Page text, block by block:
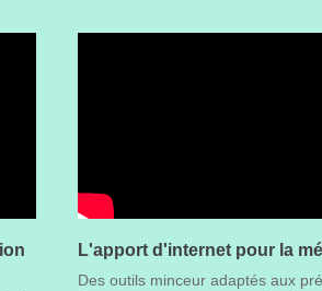
L'apport d'internet pour la
Des outils minceur adaptés aux